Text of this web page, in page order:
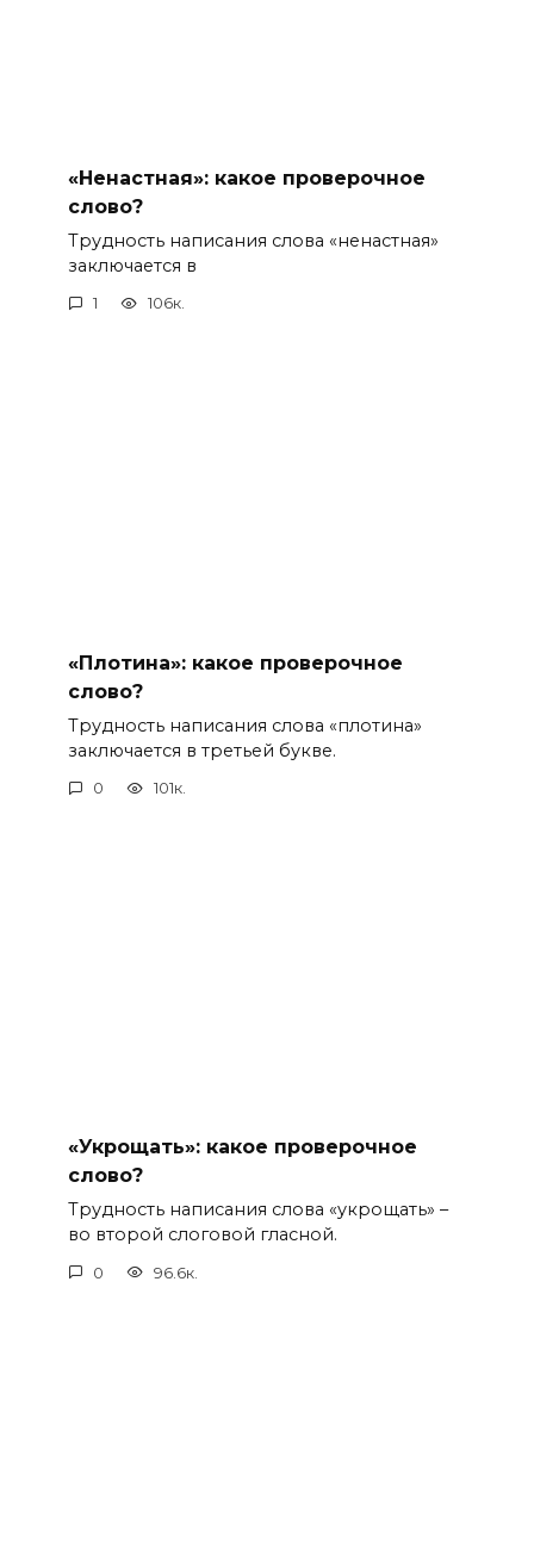
«Ненастная»: какое проверочное
слово?
Трудность написания слова «ненастная»
заключается в
1 106к.
«Плотина»: какое проверочное
слово?
Трудность написания слова «плотина»
заключается в третьей букве.
0 101к.
«Укрощать»: какое проверочное
слово?
Трудность написания слова «укрощать» –
во второй слоговой гласной.
0 96.6к.